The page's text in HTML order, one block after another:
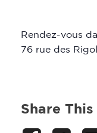
Rendez-vous
76 rue des
Share